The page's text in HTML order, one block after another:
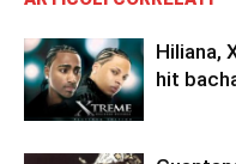
Hiliana,
hit